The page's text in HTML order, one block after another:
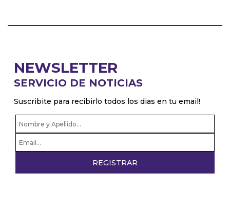
NEWSLETTER
SERVICIO DE NOTICIAS
Suscribite para recibirlo todos los dias en tu email!